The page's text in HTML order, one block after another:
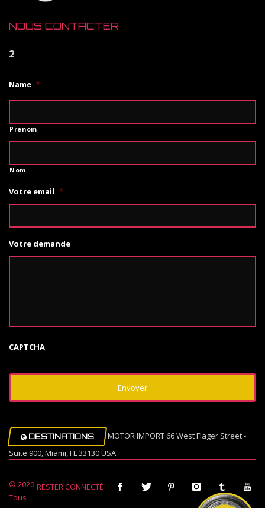
NOUS CONTACTER
2
Name *
Prenom
Nom
Votre email *
Votre demande
CAPTCHA
DESTINATIONS
MOTOR IMPORT 66 West Flager Street -
Suite 900, Miami, FL 33130 USA
RESTER CONNECTÉ
© 2020
Tous